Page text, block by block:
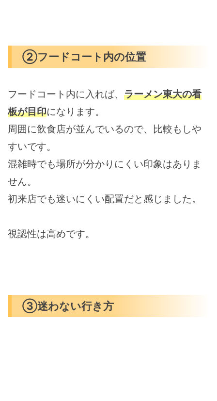
②フードコート内の位置
フードコート内に入れば、 ラーメン東大の看
板が目印になります。
周囲に飲食店が並んでいるので、比較もしや
すいです。
混雑時でも場所が分かりにくい印象はありま
せん。
初来店でも迷いにくい配置だと感じました。
視認性は高めです。
③迷わない行き方